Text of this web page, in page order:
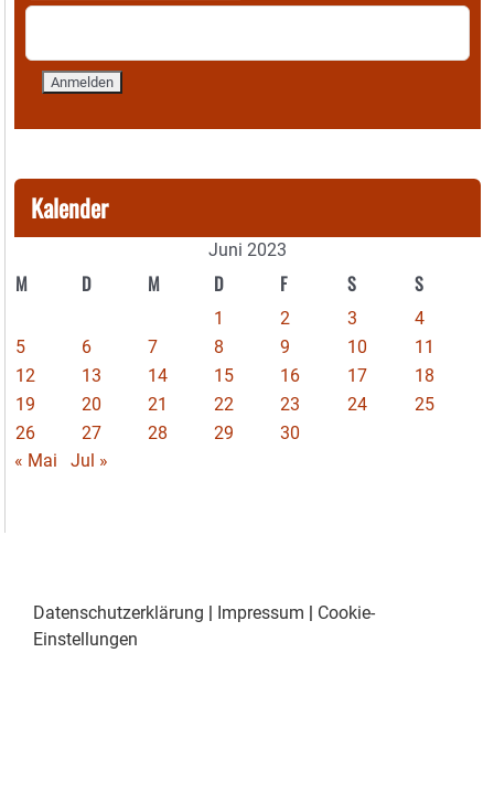
Kalender
Juni 2023
M D M D F S S
1 2 3
4
5
6 7 8 9 10
11
12
13 14 15 16 17
18
19
20 21 22 23 24
25
26
27 28 29
30
« Mai
Jul »
Datenschutzerklärung Impressum
Cookie-
Einstellungen